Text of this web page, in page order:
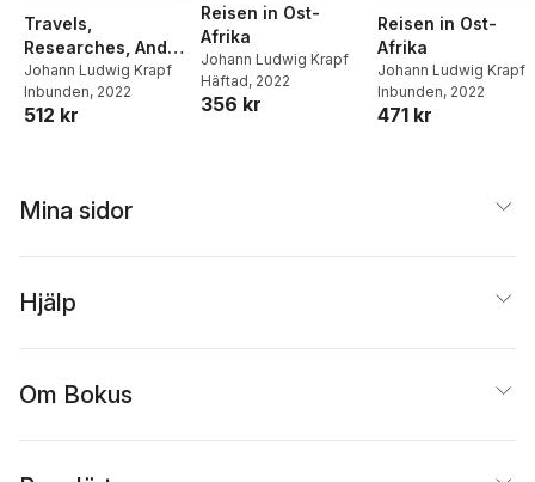
Travels,
Researches, And
Missionary La
Bours, During An
Eighteen Year's
Johann Ludwig Krapf
Inbunden, 2022
512 kr
Reisen in Ost-
Afrika
Johann Ludwig Krapf
Häftad, 2022
356 kr
Reisen in Ost-
Afrika
Johann Ludwig Krapf
Inbunden, 2022
471 kr
Mina sidor
Hjälp
Om Bokus